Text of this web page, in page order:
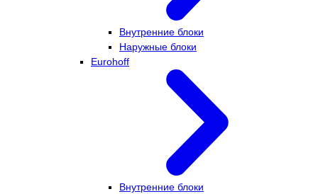
Внутренние блоки
Наружные блоки
Eurohoff
Внутренние блоки